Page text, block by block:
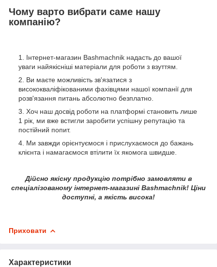
Чому варто вибрати саме нашу
компанію?
Інтернет-магазин Bashmachnik надасть до вашої
уваги найякісніші матеріали для роботи з взуттям.
Ви маєте можливість зв'язатися з
висококваліфікованими фахівцями нашої компанії для
розв'язання питань абсолютно безплатно.
Хоч наш досвід роботи на платформі становить лише
1 рік, ми вже встигли заробити успішну репутацію та
постійний попит.
Ми завжди орієнтуємося і прислухаємося до бажань
клієнта і намагаємося втілити їх якомога швидше.
Дійсно якісну продукцію потрібно замовляти в
спеціалізованому інтернет-магазині Bashmachnik! Ціни
доступні, а якість висока!
Приховати
Характеристики